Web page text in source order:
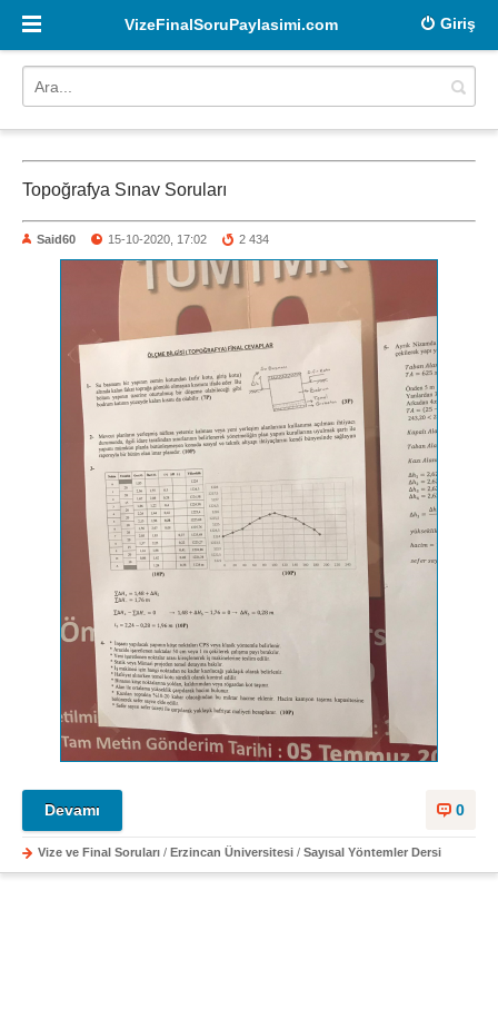
Giriş
VizeFinalSoruPaylasimi.com
Topoğrafya Sınav Soruları
Said60 15-10-2020, 17:02 2 434
0
Devamı
Vize ve Final Soruları / Erzincan Üniversitesi / Sayısal Yöntemler Dersi